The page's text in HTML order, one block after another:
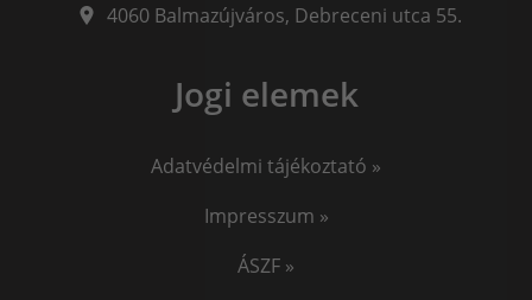
4060 Balmazújváros, Debreceni utca 55.
Jogi elemek
Adatvédelmi tájékoztató »
Impresszum »
ÁSZF »